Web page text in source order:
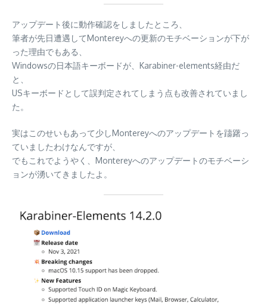
アップデート後に動作確認をしましたところ、
筆者が先日遭遇してMontereyへの更新のモチベーションが下が
った理由でもある、
Windowsの日本語キーボードが、Karabiner-elements経由だ
と、
USキーボードとして誤判定されてしまう点も改善されていまし
た。
実はこのせいもあって少しMontereyへのアップデートを躊躇っ
ていましたわけなんですが、
でもこれでようやく、Montereyへのアップデートのモチベーシ
ョンが湧いてきましたよ。